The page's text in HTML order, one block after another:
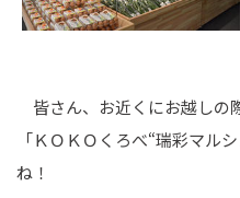
皆さん、お近くにお越しの
「ＫＯＫＯくろべ“瑞彩マル
ね！